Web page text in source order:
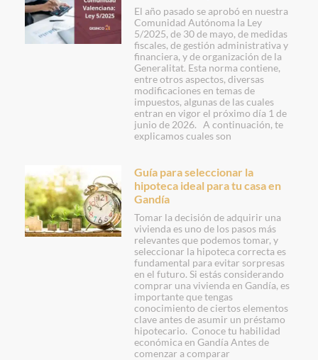
El año pasado se aprobó en nuestra
Comunidad Autónoma la Ley
5/2025, de 30 de mayo, de medidas
fiscales, de gestión administrativa y
financiera, y de organización de la
Generalitat. Esta norma contiene,
entre otros aspectos, diversas
modificaciones en temas de
impuestos, algunas de las cuales
entran en vigor el próximo día 1 de
junio de 2026. A continuación, te
explicamos cuales son
Guía para seleccionar la
hipoteca ideal para tu casa en
Gandía
Tomar la decisión de adquirir una
vivienda es uno de los pasos más
relevantes que podemos tomar, y
seleccionar la hipoteca correcta es
fundamental para evitar sorpresas
en el futuro. Si estás considerando
comprar una vivienda en Gandía, es
importante que tengas
conocimiento de ciertos elementos
clave antes de asumir un préstamo
hipotecario. Conoce tu habilidad
económica en Gandía Antes de
comenzar a comparar